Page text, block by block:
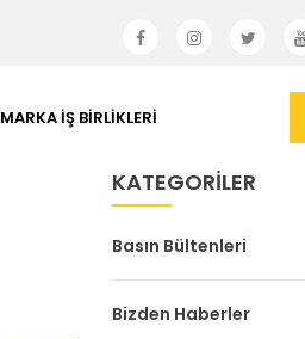
MARKA İŞ BIRLIKLERI
KATEGORILER
Basın Bültenleri
Bizden Haberler